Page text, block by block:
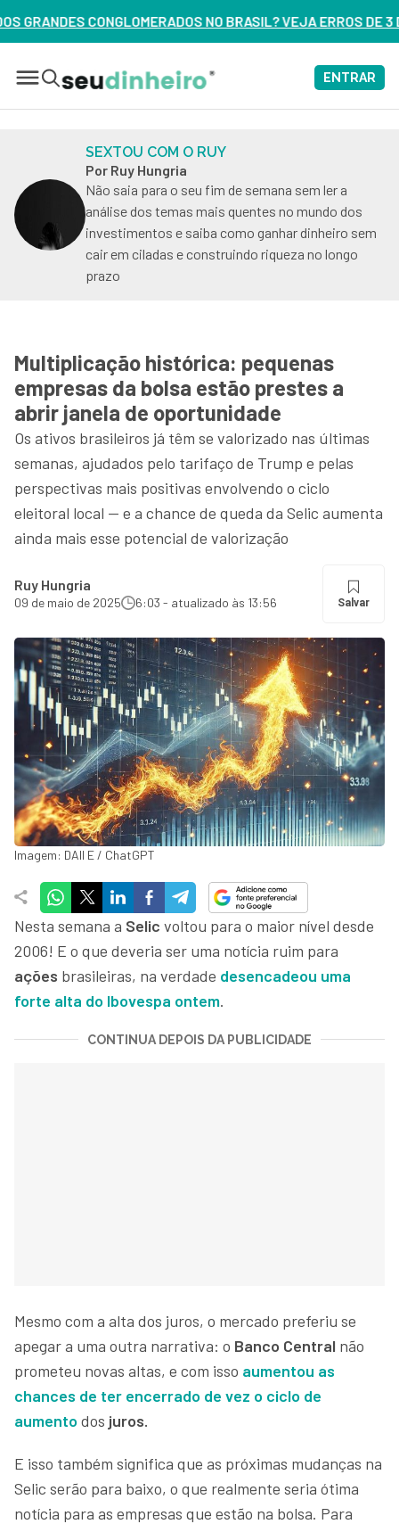
NO BRASIL? VEJA ERROS DE 3 DELES – ASSISTA AGORA
ENTRAR
SEXTOU COM O RUY
Por Ruy Hungria
Não saia para o seu fim de semana sem ler a
análise dos temas mais quentes no mundo dos
investimentos e saiba como ganhar dinheiro sem
cair em ciladas e construindo riqueza no longo
prazo
Multiplicação histórica: pequenas
empresas da bolsa estão prestes a
abrir janela de oportunidade
Os ativos brasileiros já têm se valorizado nas últimas
semanas, ajudados pelo tarifaço de Trump e pelas
perspectivas mais positivas envolvendo o ciclo
eleitoral local — e a chance de queda da Selic aumenta
ainda mais esse potencial de valorização
Ruy Hungria
09 de maio de 2025 6:03 - atualizado às 13:56 Salvar
Imagem: DAll E / ChatGPT
Nesta semana a Selic voltou para o maior nível desde
2006! E o que deveria ser uma notícia ruim para
ações brasileiras, na verdade desencadeou uma
forte alta do Ibovespa ontem.
CONTINUA DEPOIS DA PUBLICIDADE
Mesmo com a alta dos juros, o mercado preferiu se
apegar a uma outra narrativa: o Banco Central não
prometeu novas altas, e com isso aumentou as
chances de ter encerrado de vez o ciclo de
aumento dos juros.
E isso também significa que as próximas mudanças na
Selic serão para baixo, o que realmente seria ótima
notícia para as empresas que estão na bolsa. Para